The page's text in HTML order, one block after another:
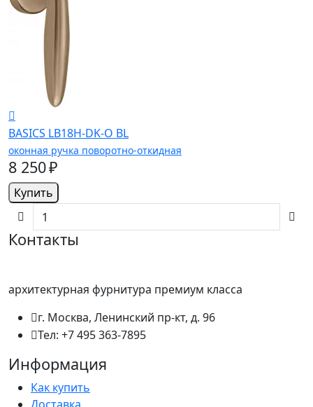
BASICS LB18H-DK-O BL
оконная ручка поворотно-откидная
8 250 ₽
Купить
Контакты
архитектурная фурнитура премиум класса
г. Москва, Ленинский пр-кт, д. 96
Тел: +7 495 363-7895
Информация
Как купить